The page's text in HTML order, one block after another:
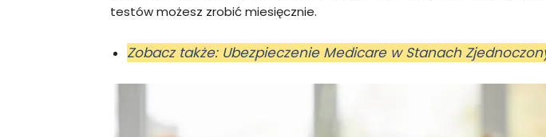
testów możesz zrobić miesięcznie.
Zobacz także: Ubezpieczenie Medicare w Stanach